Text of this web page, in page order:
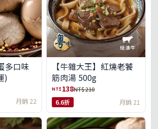
多口味
)
月銷 22
【牛雜大王】紅燒老饕
筋肉湯 500g
NT$ 138NT$ 210
6.6折 月銷 21